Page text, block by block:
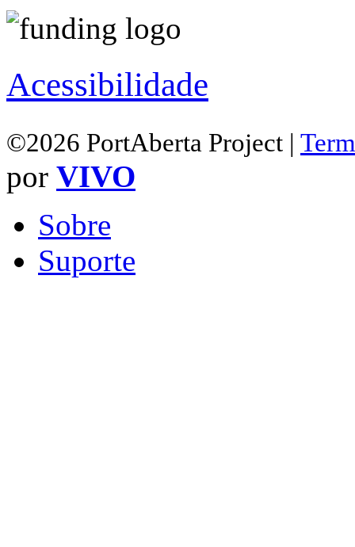
Acessibilidade
©2026 PortAberta Project |
por VIVO
Sobre
Suporte